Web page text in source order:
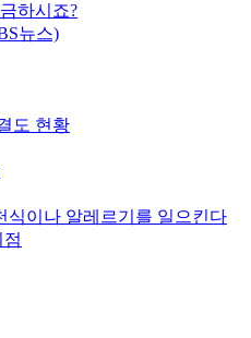
하시죠?
뉴스)
도 현황
식이나 알레르기를 일으킨다